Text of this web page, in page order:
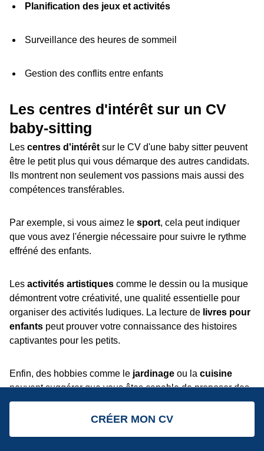
Planification des jeux et activités
Surveillance des heures de sommeil
Gestion des conflits entre enfants
Les centres d'intérêt sur un CV
baby-sitting
Les centres d'intérêt sur le CV d'une baby sitter peuvent
être le petit plus qui vous démarque des autres candidats.
Ils montrent non seulement vos passions mais aussi des
compétences transférables.
Par exemple, si vous aimez le sport, cela peut indiquer
que vous avez l'énergie nécessaire pour suivre le rythme
effréné des enfants.
Les activités artistiques comme le dessin ou la musique
démontrent votre créativité, une qualité essentielle pour
organiser des activités ludiques. La lecture de livres pour
enfants peut prouver votre connaissance des histoires
captivantes pour les petits.
Enfin, des hobbies comme le jardinage ou la cuisine
peuvent suggérer que vous êtes capable de proposer des
activités éducatives et amusantes. En somme, vos centres
d'intérêt sont comme des fenêtres ouvertes sur votre
CRÉER MON CV